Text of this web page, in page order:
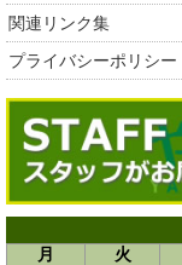
関連リンク集
プライバシーポリシー
月
火